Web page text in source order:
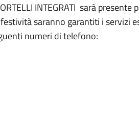
INTEGRATI sarà presente
saranno garantiti i servizi
numeri di telefono: